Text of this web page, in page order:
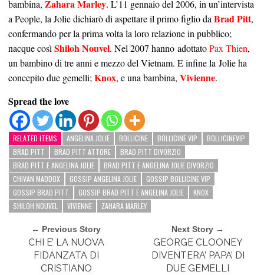
bambina, Zahara Marley. L’11 gennaio del 2006, in un’intervista
a People, la Jolie dichiarò di aspettare il primo figlio daBrad Pitt,
confermando per la prima volta la loro relazione in pubblico;
nacque cosìShiloh Nouvel. Nel 2007 hanno adottatoPax Thien,
un bambino di tre anni e mezzo del Vietnam. E infine la Jolie ha
concepito due gemelli;Knox, e una bambina, Vivienne.
Spread the love
RELATED ITEMS ANGELINA JOLIE BOLLICINE BOLLICINE VIP
BOLLICINEVIP
BRAD PITT
BRAD PITT ATTORE
BRAD PITT DIVORZIO
BRAD PITT E ANGELINA JOLIE
BRAD PITT E ANGELINA JOLIE DIVORZIO
CHIVAN MADDOX
GOSSIP ANGELINA JOLIE
GOSSIP BOLLICINE VIP
GOSSIP BRAD PITT
GOSSIP BRAD PITT E ANGELINA JOLIE
KNOX
SHILOH NOUVEL
VIVIENNE ZAHARA MARLEY
← Previous Story
CHI E’ LA NUOVA
FIDANZATA DI
CRISTIANO
Next Story →
GEORGE CLOONEY
DIVENTERA’ PAPA’ DI
DUE GEMELLI